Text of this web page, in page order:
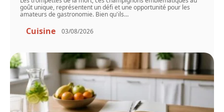
goût unique, représentent un défi et une opportunité pour les
amateurs de gastronomie. Bien qu'ils…
Cuisine 03/08/2026